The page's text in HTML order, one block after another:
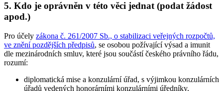
5. Kdo je oprávněn v této věci jednat (podat žádost
apod.)
Pro účely zákona č. 261/2007 Sb., o stabilizaci veřejných rozpočtů,
ve znění pozdějších předpisů, se osobou požívající výsad a imunit
dle mezinárodních smluv, které jsou součástí českého právního řádu,
rozumí:
diplomatická mise a konzulární úřad, s výjimkou konzulárních
úřadů vedených honorárními konzulárními úředníky,